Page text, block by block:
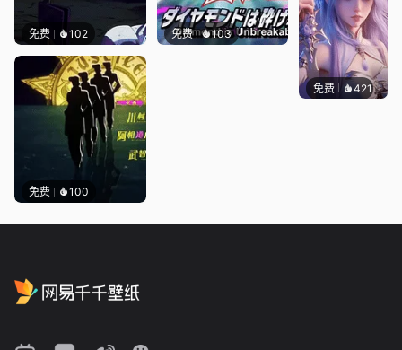
免费 102 免费 103
免费 100
免费 421好看